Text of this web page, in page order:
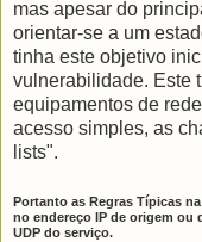
mas apesar do
orientar-se a um
tinha este objetivo
vulnerabilidade. Este
equipamentos de
acesso simples, as
lists".
Portanto as Regras Típicas
no endereço IP de origem ou
UDP do serviço.